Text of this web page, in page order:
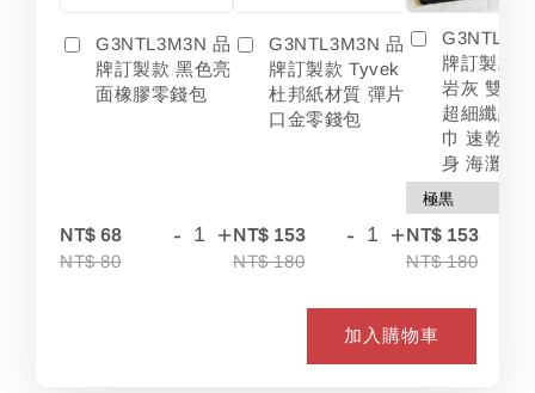
G3NTL3M3N 品
牌訂製款 黑色亮
面橡膠零錢包
NT$ 68
NT$ 80
- +
G3NTL3M3N 品
牌訂製款 Tyvek
杜邦紙材質 彈片
口金零錢包
NT$ 153
NT$ 180
- +
牌訂製款
岩灰 雙色
超細纖維
巾 速乾 吸
身 海灘
NT$ 153
NT$ 180
加入購物車